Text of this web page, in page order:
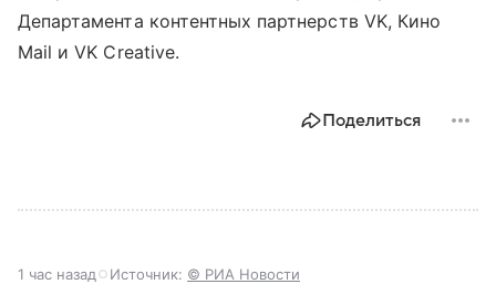
Департамента контентных партнерств VK, Кино
Mail и VK Creative.
Поделиться
1 час назад Источник: © РИА Новости